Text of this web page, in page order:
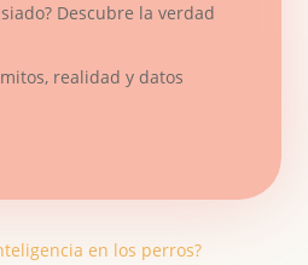
Descubre la verdad
realidad y datos
en los perros?